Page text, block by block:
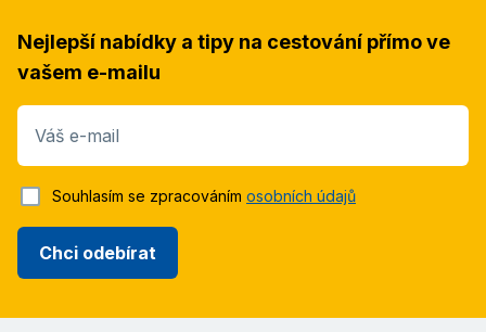
Nejlepší nabídky a tipy na cestování přímo ve
vašem e-mailu
Váš e-mail
Chci odebírat
Souhlasím se zpracováním osobních údajů